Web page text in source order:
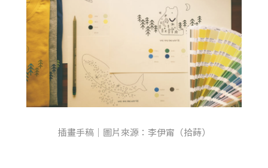
插畫手稿｜圖片來源：李伊甯（拾蒔）